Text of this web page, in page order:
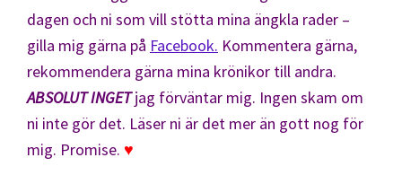
dagen och ni som vill stötta mina ängkla rader –
gilla mig gärna på Facebook. Kommentera gärna,
rekommendera gärna mina krönikor till andra.
ABSOLUT INGET jag förväntar mig. Ingen skam om
ni inte gör det. Läser ni är det mer än gott nog för
mig. Promise. ♥